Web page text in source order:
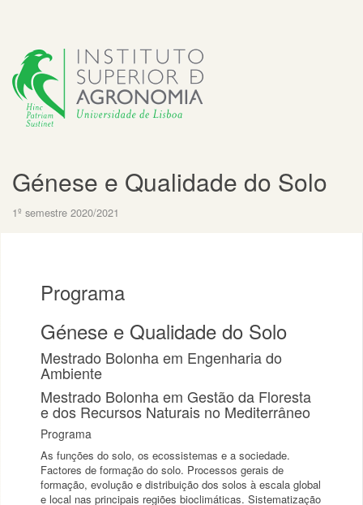
Génese e Qualidade do Solo
1º semestre 2020/2021
Programa
Génese e Qualidade do Solo
Mestrado Bolonha em Engenharia do
Ambiente
Mestrado Bolonha em Gestão da Floresta
e dos Recursos Naturais no Mediterrâneo
Programa
As funções do solo, os ecossistemas e a sociedade.
Factores de formação do solo. Processos gerais de
formação, evolução e distribuição dos solos à escala global
e local nas principais regiões bioclimáticas. Sistematização